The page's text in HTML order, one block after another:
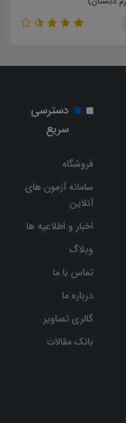
دسترسی
سریع
فروشگاه
سامانه آزمون های
آنلاین
اخبار و اطلاعیه ها
وبلاگ
تماس با ما
درباره ما
گالری تصاویر
بانک مقالات